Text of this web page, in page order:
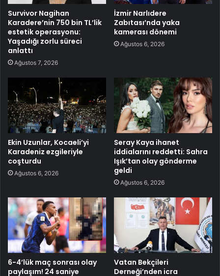
Survivor Nagihan
Karadere’nin 750 bin TL’lik
estetik operasyonu:
Yaşadığı zorlu süreci
anlattı
Ağustos 7, 2026
İzmir Narlıdere
Zabıtası’nda yaka
kamerası dönemi
Ağustos 6, 2026
Ekin Uzunlar, Kocaeli’yi
Karadeniz ezgileriyle
coşturdu
Ağustos 6, 2026
Seray Kaya ihanet
iddialarını reddetti: Sahra
Işık’tan olay gönderme
geldi
Ağustos 6, 2026
6-4’lük maç sonrası olay
paylaşım! 24 saniye
Vatan Bekçileri
Derneği’nden icra